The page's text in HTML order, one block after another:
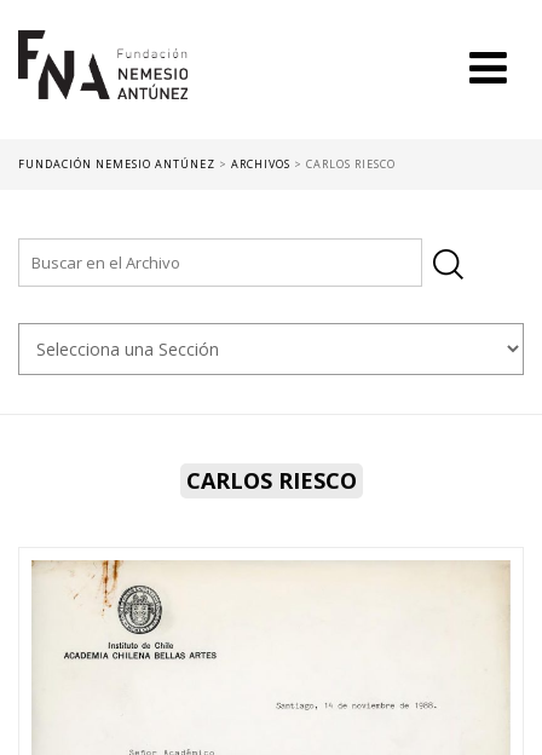
FUNDACIÓN NEMESIO ANTÚNEZ > ARCHIVOS > CARLOS RIESCO
CARLOS RIESCO